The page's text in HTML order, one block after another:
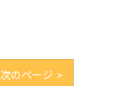
次のページ >